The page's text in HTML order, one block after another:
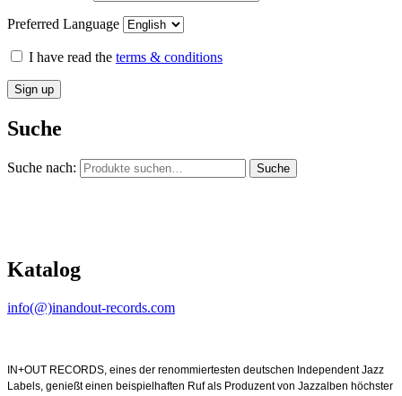
Preferred Language
I have read the terms & conditions
Suche
Suche nach: Suche
Katalog
info(@)inandout-records.com
IN+OUT RECORDS, eines der renommiertesten deutschen Independent Jazz
Labels, genießt einen beispielhaften Ruf als Produzent von Jazzalben höchster